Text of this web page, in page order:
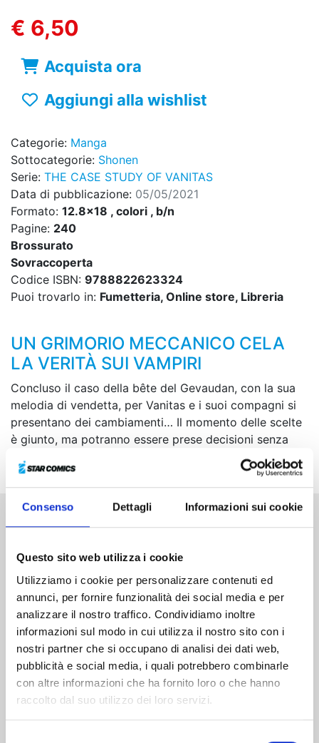
Consenso Dettagli Informazioni sui cookie
Questo sito web utilizza i cookie
Utilizziamo i cookie per personalizzare contenuti ed
annunci, per fornire funzionalità dei social media e per
analizzare il nostro traffico. Condividiamo inoltre
informazioni sul modo in cui utilizza il nostro sito con i
nostri partner che si occupano di analisi dei dati web,
pubblicità e social media, i quali potrebbero combinarle
con altre informazioni che ha fornito loro o che hanno
raccolto dal suo utilizzo dei loro servizi.
€ 6,50
Acquista ora
Aggiungi alla wishlist
Categorie: Manga
Sottocategorie: Shonen
Serie: THE CASE STUDY OF VANITAS
Data di pubblicazione: 05/05/2021
Formato: 12.8x18 , colori , b/n
Pagine: 240
Brossurato
Sovraccoperta
Codice ISBN: 9788822623324
Puoi trovarlo in: Fumetteria, Online store, Libreria
UN GRIMORIO MECCANICO CELA
LA VERITÀ SUI VAMPIRI
Concluso il caso della bête del Gevaudan, con la sua
melodia di vendetta, per Vanitas e i suoi compagni si
presentano dei cambiamenti… Il momento delle scelte
è giunto, ma potranno essere prese decisioni senza